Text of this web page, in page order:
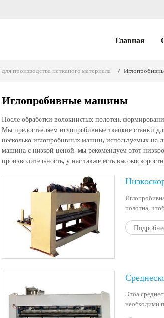
Главная
производства нетканого материала
Иглопробивные машины
После обработки волокнистых полотен,
Мы предоставляем иглопробивные ткацкие станки
несколько иглопробивных машин, используемых на
машина с низкой ценой, мы рекомендуем этот
производительность, у нас также есть
полотна,
Этоа
необходими